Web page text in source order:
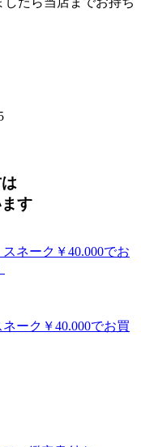
は
す
ーク￥40.000でお買